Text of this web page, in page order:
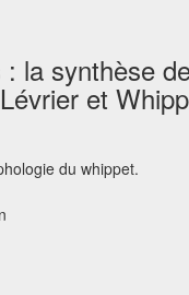
la synthèse
et
du whippet.